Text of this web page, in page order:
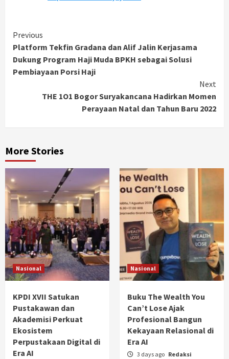
Continue
Reading
Previous
Platform Tekfin Gradana dan Alif Jalin Kerjasama
Dukung Program Haji Muda BPKH sebagai Solusi
Pembiayaan Porsi Haji
Next
THE 1O1 Bogor Suryakancana Hadirkan Momen
Perayaan Natal dan Tahun Baru 2022
More Stories
Nasional
KPDI XVII Satukan
Pustakawan dan
Akademisi Perkuat
Ekosistem
Perpustakaan Digital di
Era AI
Nasional
Buku The Wealth You
Can’t Lose Ajak
Profesional Bangun
Kekayaan Relasional di
Era AI
3 days ago Redaksi